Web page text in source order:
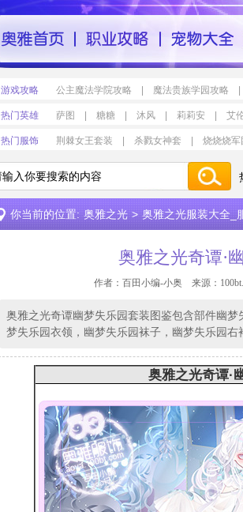
游戏攻略 公主魔法学院攻略 魔法贵族学园攻略
热门英雄 萨图 糖糖 沐风 莉莉安 艾
热门服饰 荆棘女王套装 杀戮女神套 烧烧烧军
你当前的位置: 奥雅之光 > 奥雅之光服装大全_服饰
奥雅之光奇谭·
作者：百田小编-小奥 来源：
奥雅之光奇谭幽梦失乐园套装图鉴包含部件幽
梦失乐园衣领，幽梦失乐园袜子，幽梦失乐园
奥雅之光奇谭·